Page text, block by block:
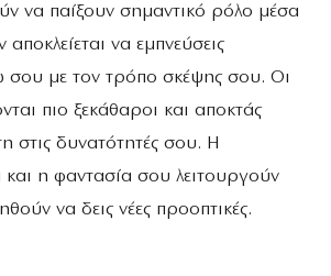
να παίξουν σημαντικό ρόλο μέσα
να εμπνεύσεις
με τον τρόπο σκέψης σου. Οι
πιο ξεκάθαροι και αποκτάς
στις δυνατότητές σου. Η
και η φαντασία σου λειτουργούν
να δεις νέες προοπτικές.